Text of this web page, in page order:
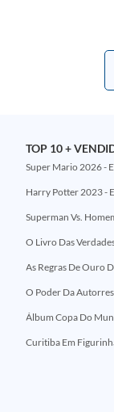
TOP 10 +
Super Mario 2026 -
Harry Potter 2023 -
O Livro Das
As Regras De Ouro
O Poder Da
Álbum Copa Do
Curitiba Em